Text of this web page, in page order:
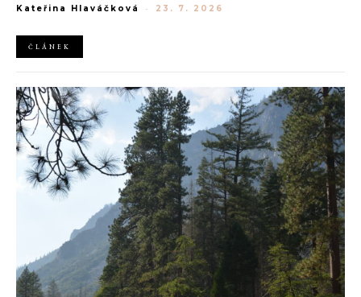
do módního domu dorazil. Umně mísí výrazy minulosti a dávných
Kateřina Hlaváčková - 23. 7. 2026
ČLÁNEK